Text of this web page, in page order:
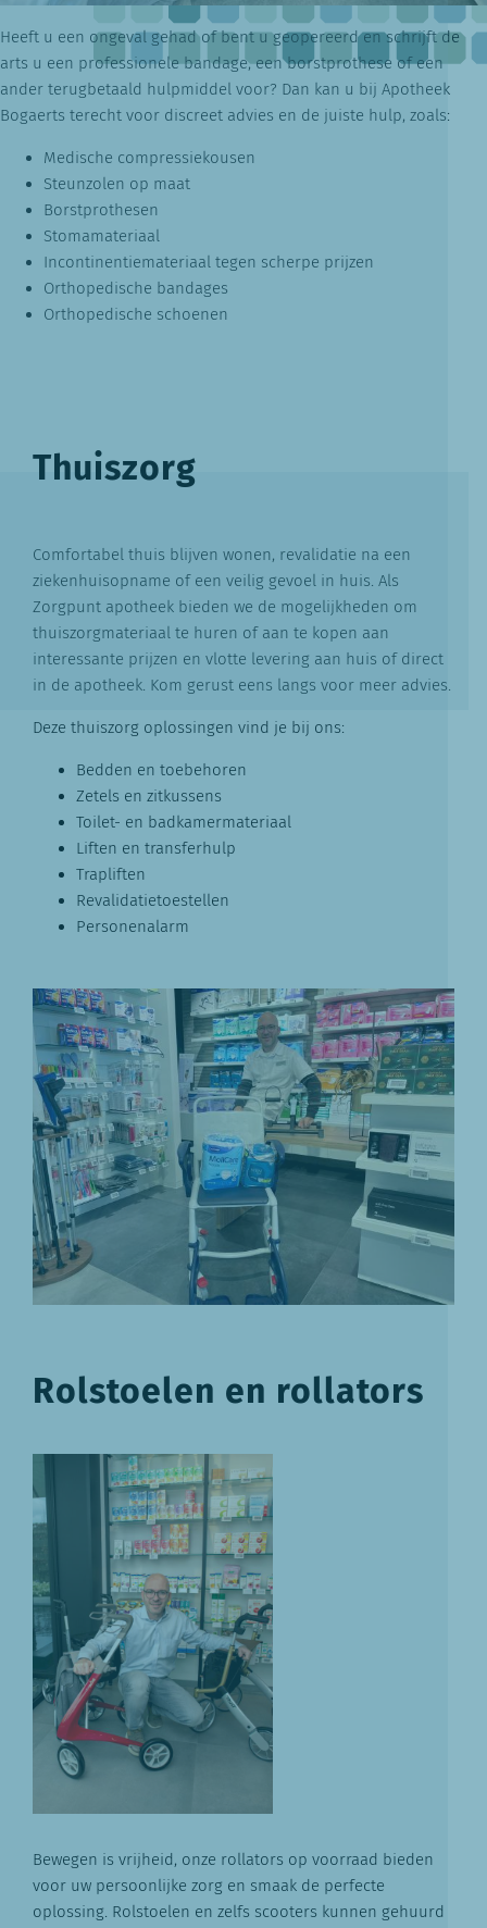
Heeft u een ongeval gehad of bent u geopereerd en schrijft de
arts u een professionele bandage, een borstprothese of een
ander terugbetaald hulpmiddel voor? Dan kan u bij Apotheek
Bogaerts terecht voor discreet advies en de juiste hulp, zoals:
Medische compressiekousen
Steunzolen op maat
Borstprothesen
Stomamateriaal
Incontinentiemateriaal tegen scherpe prijzen
Orthopedische bandages
Orthopedische schoenen
Thuiszorg
Comfortabel thuis blijven wonen, revalidatie na een
ziekenhuisopname of een veilig gevoel in huis. Als
Zorgpunt apotheek bieden we de mogelijkheden om
thuiszorgmateriaal te huren of aan te kopen aan
interessante prijzen en vlotte levering aan huis of direct
in de apotheek. Kom gerust eens langs voor meer advies.
Deze thuiszorg oplossingen vind je bij ons:
Bedden en toebehoren
Zetels en zitkussens
Toilet- en badkamermateriaal
Liften en transferhulp
Trapliften
Revalidatietoestellen
Personenalarm
Rolstoelen en rollators
Bewegen is vrijheid, onze rollators op voorraad bieden
voor uw persoonlijke zorg en smaak de perfecte
oplossing. Rolstoelen en zelfs scooters kunnen gehuurd